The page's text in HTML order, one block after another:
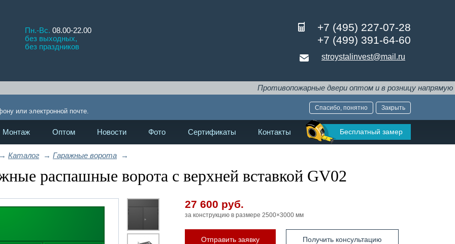
Пн.-Вс. 08.00-22.00
без выходных,
без праздников
+7 (495) 227-07-28
+7 (499) 391-64-60
stroystalinvest@mail.ru
Противопожарные двери оптом и в розницу напрямую от
или электронной почте.
Спасибо, понятно Закрыть
Монтаж Оптом Новости Фото Сертификаты Контакты Бесплатный замер
Каталог → Гаражные ворота →
распашные ворота с верхней вставкой GV02
27 600 руб.
за конструкцию в размере 2500×3000 мм
Отправить заявку Получить консультацию